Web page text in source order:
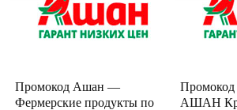
Промокод Ашан —
Фермерские продукты по
АШАН